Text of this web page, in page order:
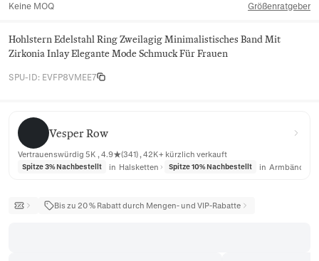
Keine MOQ Größenratgeber
Hohlstern Edelstahl Ring Zweilagig Minimalistisches Band Mit
Zirkonia Inlay Elegante Mode Schmuck Für Frauen
SPU-ID: EVFP8VMEE7
Vesper Row
Vesper Row
Vertrauenswürdig 5K , 4.9★(341) , 42K+ kürzlich verkauft
Spitze 3% Nachbestellt in Halsketten Spitze 10% Nachbestellt in Armbänder
Bis zu 20 % Rabatt durch Mengen- und VIP-Rabatte